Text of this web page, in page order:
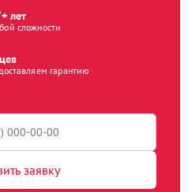
лет
сложности
гарантию
заявку